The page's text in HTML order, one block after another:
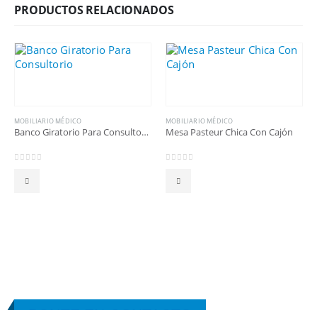
PRODUCTOS RELACIONADOS
MOBILIARIO MÉDICO
Banco Giratorio Para Consultorio
MOBILIARIO MÉDICO
Mesa Pasteur Chica Con Cajón